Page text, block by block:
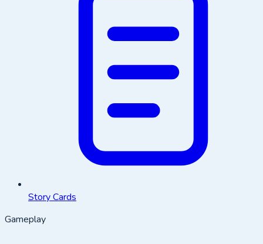
Story Cards
Gameplay